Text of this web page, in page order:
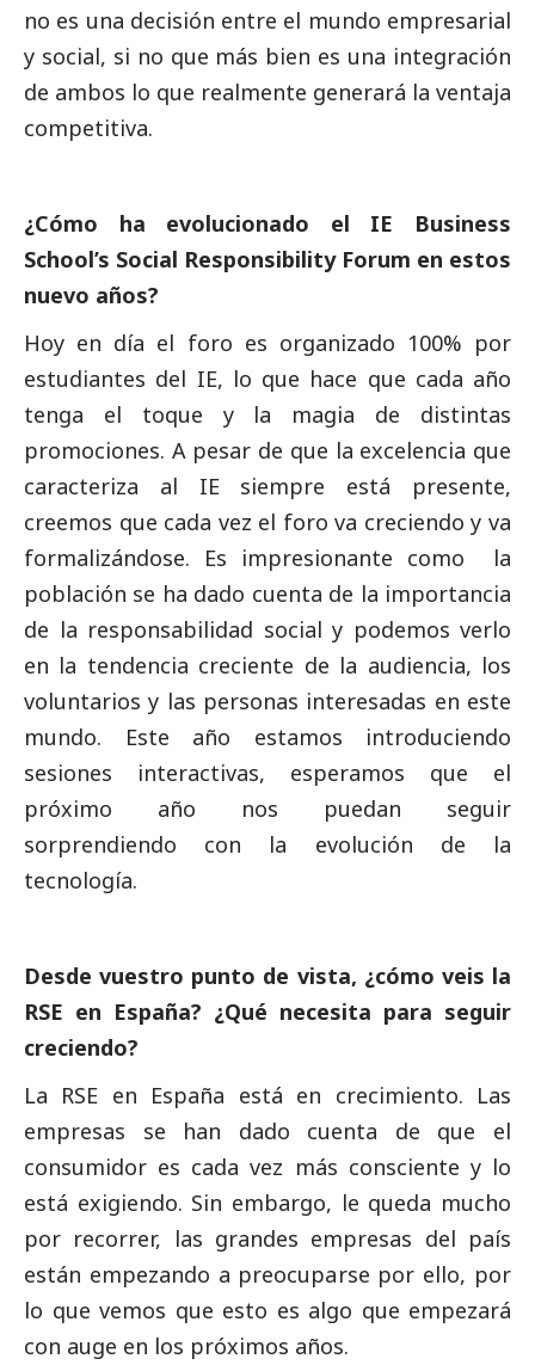
no es una decisión entre el mundo empresarial
y social, si no que más bien es una integración
de ambos lo que realmente generará la ventaja
competitiva.
¿Cómo ha evolucionado el IE Business
School’s Social Responsibility Forum en estos
nuevo años?
Hoy en día el foro es organizado 100% por
estudiantes del IE, lo que hace que cada año
tenga el toque y la magia de distintas
promociones. A pesar de que la excelencia que
caracteriza al IE siempre está presente,
creemos que cada vez el foro va creciendo y va
formalizándose. Es impresionante como la
población se ha dado cuenta de la importancia
de la responsabilidad social y podemos verlo
en la tendencia creciente de la audiencia, los
voluntarios y las personas interesadas en este
mundo. Este año estamos introduciendo
sesiones interactivas, esperamos que el
próximo año nos puedan seguir
sorprendiendo con la evolución de la
tecnología.
Desde vuestro punto de vista, ¿cómo veis la
RSE en España? ¿Qué necesita para seguir
creciendo?
La RSE en España está en crecimiento. Las
empresas se han dado cuenta de que el
consumidor es cada vez más consciente y lo
está exigiendo. Sin embargo, le queda mucho
por recorrer, las grandes empresas del país
están empezando a preocuparse por ello, por
lo que vemos que esto es algo que empezará
con auge en los próximos años.